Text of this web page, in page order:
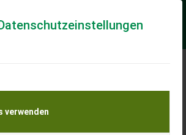
verwenden
Land- und Baumaschinen –
Tiertransporte